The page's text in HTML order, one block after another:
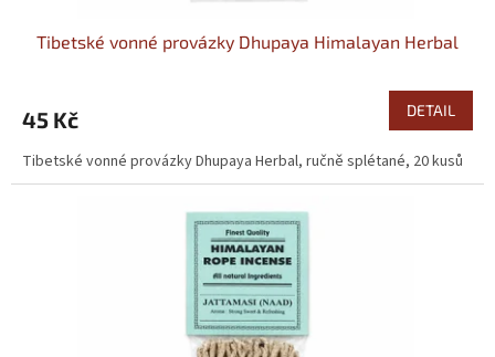
Tibetské vonné provázky Dhupaya Himalayan Herbal
45 Kč DETAIL
Tibetské vonné provázky Dhupaya Herbal, ručně splétané, 20 kusů